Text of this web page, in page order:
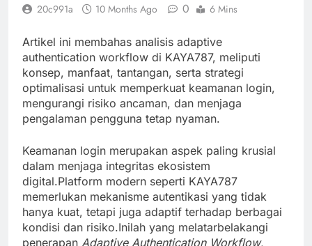
20c991a 10 Months Ago 0 6 Mins
Artikel ini membahas analisis adaptive
authentication workflow di KAYA787, meliputi
konsep, manfaat, tantangan, serta strategi
optimalisasi untuk memperkuat keamanan login,
mengurangi risiko ancaman, dan menjaga
pengalaman pengguna tetap nyaman.
Keamanan login merupakan aspek paling krusial
dalam menjaga integritas ekosistem
digital.Platform modern seperti KAYA787
memerlukan mekanisme autentikasi yang tidak
hanya kuat, tetapi juga adaptif terhadap berbagai
kondisi dan risiko.Inilah yang melatarbelakangi
penerapan Adaptive Authentication Workflow,